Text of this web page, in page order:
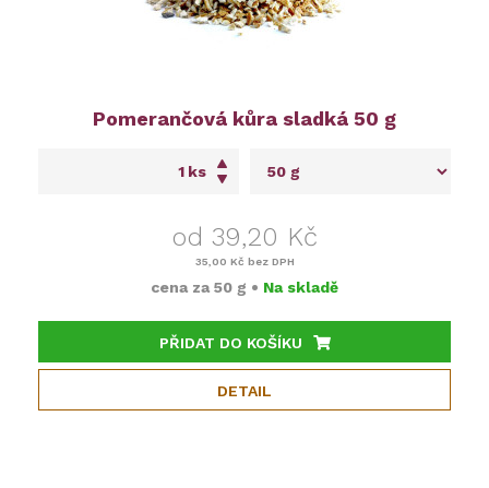
Pomerančová kůra sladká 50 g
ks
od 39,20 Kč
35,00 Kč bez DPH
cena za 50 g • Na skladě
PŘIDAT DO KOŠÍKU
DETAIL